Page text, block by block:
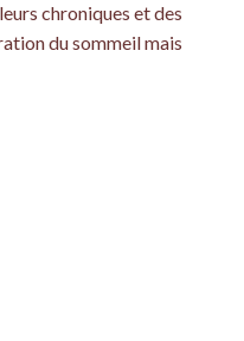
chroniques et des
du sommeil mais